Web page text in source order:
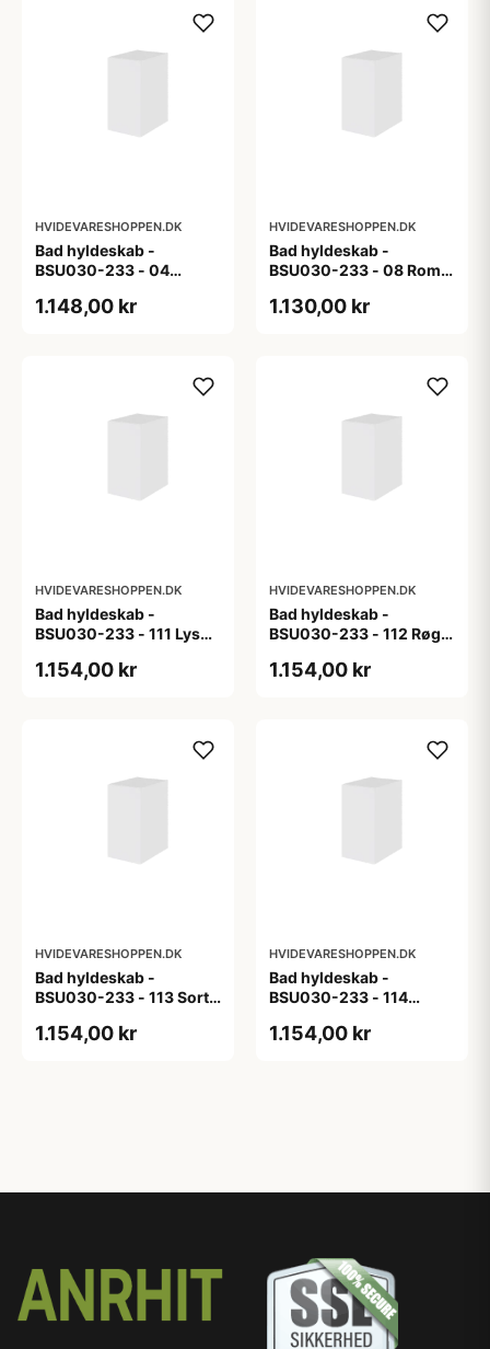
HVIDEVARESHOPPEN.DK
Bad hyldeskab -
BSU030-233 - 04
1.148,00 kr
HVIDEVARESHOPPEN.DK
Bad hyldeskab -
BSU030-233 - 08 Roma
1.130,00 kr
HVIDEVARESHOPPEN.DK
Bad hyldeskab -
BSU030-233 - 111 Lys
1.154,00 kr
HVIDEVARESHOPPEN.DK
Bad hyldeskab -
BSU030-233 - 112 Røget
1.154,00 kr
HVIDEVARESHOPPEN.DK
Bad hyldeskab -
BSU030-233 - 113 Sort
1.154,00 kr
HVIDEVARESHOPPEN.DK
Bad hyldeskab -
BSU030-233 - 114
m/eg ABS-kant
1.154,00 kr